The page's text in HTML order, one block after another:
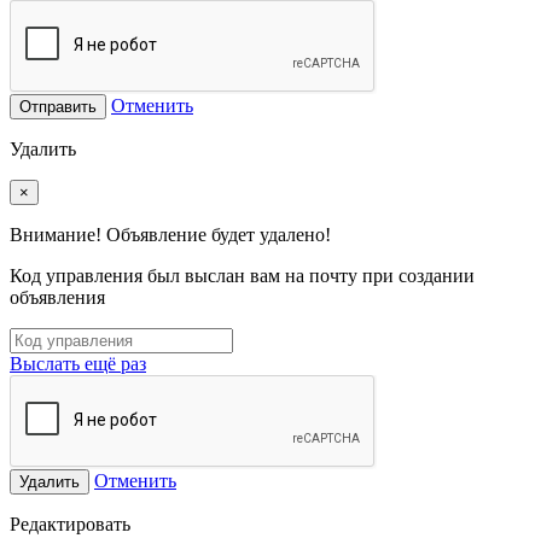
Отправить Отменить
Удалить
×
Внимание! Объявление будет удалено!
Код управления был выслан вам на почту при создании
объявления
Выслать ещё раз
Удалить Отменить
Редактировать